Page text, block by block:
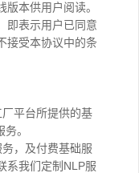
本供用户阅读。
即表示用户已同意
接受本协议中的条
平台所提供的基
。
，及付费基础服
系我们定制NLP服